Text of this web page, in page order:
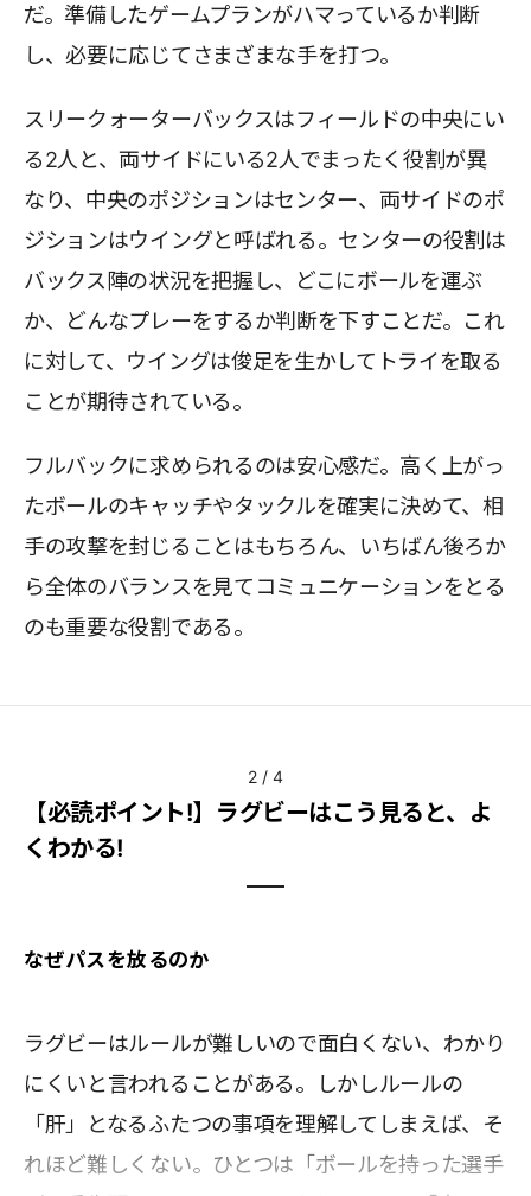
だ。準備したゲームプランがハマっているか判断
し、必要に応じてさまざまな手を打つ。
スリークォーターバックスはフィールドの中央にい
る2人と、両サイドにいる2人でまったく役割が異
なり、中央のポジションはセンター、両サイドのポ
ジションはウイングと呼ばれる。センターの役割は
バックス陣の状況を把握し、どこにボールを運ぶ
か、どんなプレーをするか判断を下すことだ。これ
に対して、ウイングは俊足を生かしてトライを取る
ことが期待されている。
フルバックに求められるのは安心感だ。高く上がっ
たボールのキャッチやタックルを確実に決めて、相
手の攻撃を封じることはもちろん、いちばん後ろか
ら全体のバランスを見てコミュニケーションをとる
のも重要な役割である。
2 / 4
【必読ポイント!】ラグビーはこう見ると、よ
くわかる!
なぜパスを放るのか
ラグビーはルールが難しいので面白くない、わかり
にくいと言われることがある。しかしルールの
「肝」となるふたつの事項を理解してしまえば、そ
れほど難しくない。ひとつは「ボールを持った選手